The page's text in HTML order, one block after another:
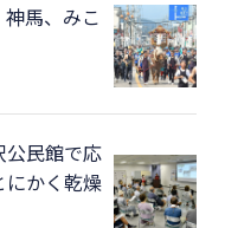
馬、みこ
民館で応
かく乾燥